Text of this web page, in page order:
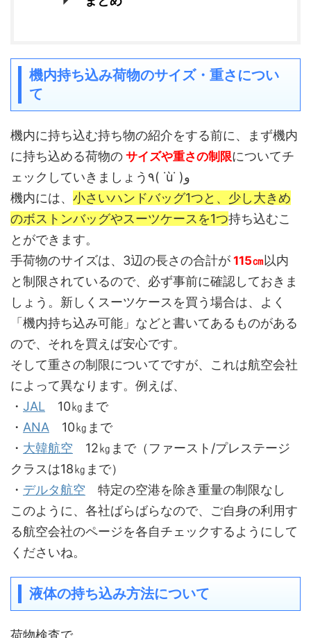
機内持ち込み荷物のサイズ・重さについ
て
機内に持ち込む持ち物の紹介をする前に、まず機内
に持ち込める荷物の サイズや重さの制限についてチ
ェックしていきましょう٩( ˙ù˙ )و
機内には、 小さいハンドバッグ1つと、少し大きめ
のボストンバッグやスーツケースを1つ持ち込むこ
とができます。
手荷物のサイズは、3辺の長さの合計が 115㎝ 以内
と制限されているので、必ず事前に確認しておきま
しょう。新しくスーツケースを買う場合は、よく
「機内持ち込み可能」などと書いてあるものがある
ので、それを買えば安心です。
そして重さの制限についてですが、これは航空会社
によって異なります。例えば、
・ JAL 10㎏まで
・ ANA 10㎏まで
・ 大韓航空 12㎏まで（ファースト/プレステージ
クラスは18㎏まで）
・ デルタ航空 特定の空港を除き重量の制限なし
このように、各社ばらばらなので、ご自身の利用す
る航空会社のページを各自チェックするようにして
くださいね。
液体の持ち込み方法について
荷物検査で、